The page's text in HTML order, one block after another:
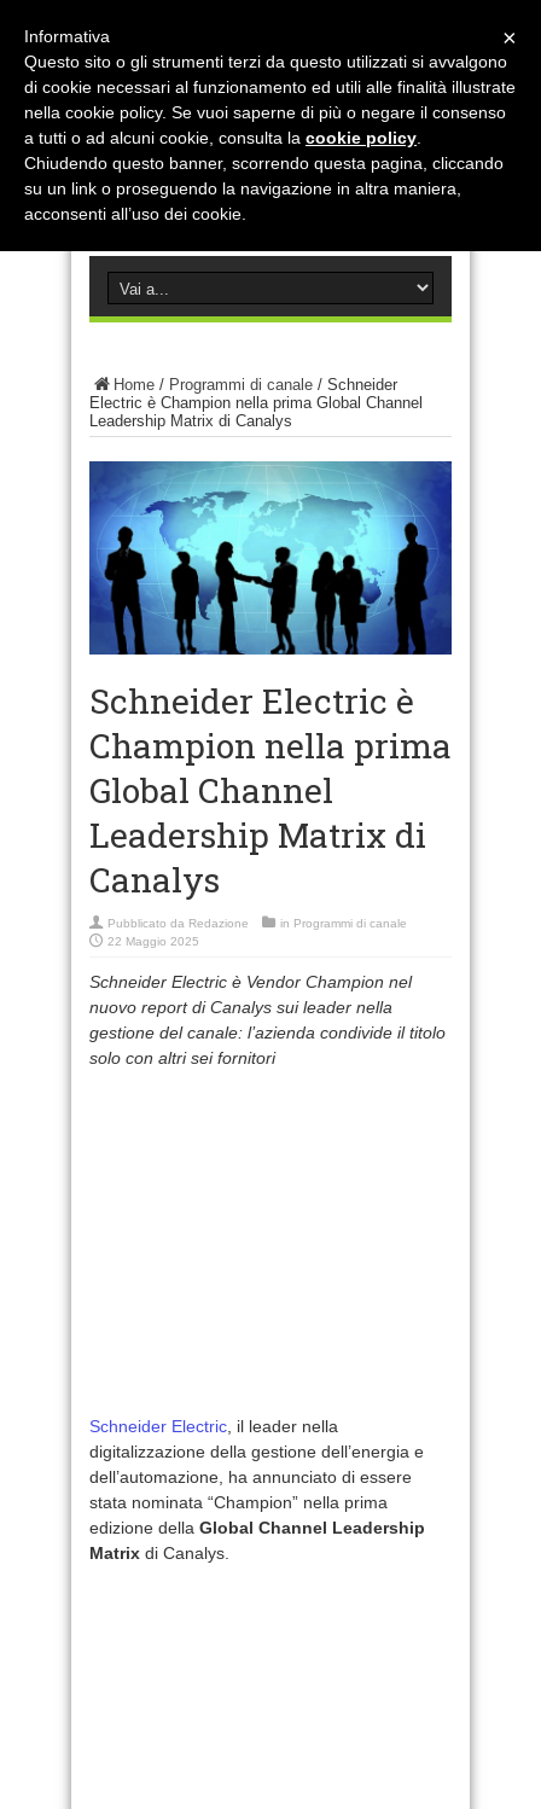
Home / Programmi di canale / Schneider
Electric è Champion nella prima Global Channel
Leadership Matrix di Canalys
Schneider Electric è
Champion nella prima
Global Channel
Leadership Matrix di
Canalys
Pubblicato da Redazione in Programmi di canale
22 Maggio 2025
Schneider Electric è Vendor Champion nel
nuovo report di Canalys sui leader nella
gestione del canale: l’azienda condivide il titolo
solo con altri sei fornitori
Schneider Electric , il leader nella
digitalizzazione della gestione dell’energia e
dell’automazione, ha annunciato di essere
stata nominata “Champion” nella prima
edizione della Global Channel Leadership
Matrix di Canalys.
×
Informativa
Questo sito o gli strumenti terzi da questo utilizzati si avvalgono
di cookie necessari al funzionamento ed utili alle finalità illustrate
nella cookie policy. Se vuoi saperne di più o negare il consenso
a tutti o ad alcuni cookie, consulta la cookie policy
Chiudendo questo banner, scorrendo questa pagina, cliccando
su un link o proseguendo la navigazione in altra maniera,
acconsenti all’uso dei cookie.